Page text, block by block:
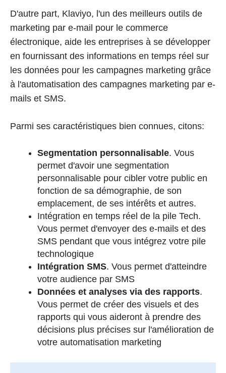
D'autre part, Klaviyo, l'un des meilleurs outils de
marketing par e-mail pour le commerce
électronique, aide les entreprises à se développer
en fournissant des informations en temps réel sur
les données pour les campagnes marketing grâce
à l'automatisation des campagnes marketing par e-
mails et SMS.
Parmi ses caractéristiques bien connues, citons:
Segmentation personnalisable. Vous
permet d'avoir une segmentation
personnalisable pour cibler votre public en
fonction de sa démographie, de son
emplacement, de ses intérêts et autres.
Intégration en temps réel de la pile Tech.
Vous permet d'envoyer des e-mails et des
SMS pendant que vous intégrez votre pile
technologique
Intégration SMS. Vous permet d'atteindre
votre audience par SMS
Données et analyses via des rapports.
Vous permet de créer des visuels et des
rapports qui vous aideront à prendre des
décisions plus précises sur l'amélioration de
votre automatisation marketing